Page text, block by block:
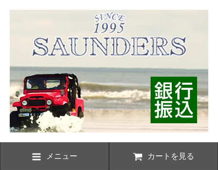
メニュー カートを見る